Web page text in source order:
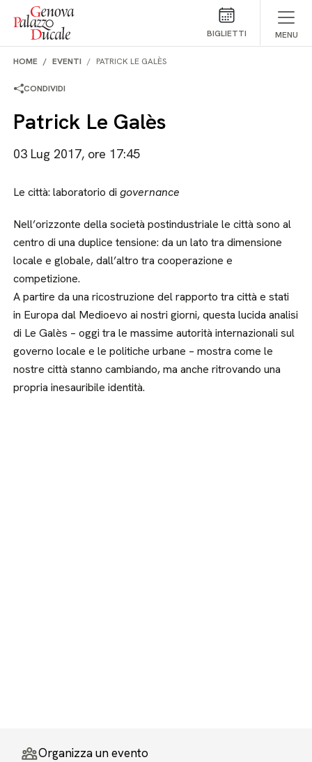
Salta al contenuto
BIGLIETTI MENU
HOME EVENTI PATRICK LE GALÈS
CONDIVIDI
Patrick Le Galès
03 Lug 2017, ore 17:45
Le città: laboratorio digovernance
Nell’orizzonte della società postindustriale le città sono al
centro di una duplice tensione: da un lato tra dimensione
locale e globale, dall’altro tra cooperazione e
competizione.
A partire da una ricostruzione del rapporto tra città e stati
in Europa dal Medioevo ai nostri giorni, questa lucida analisi
di Le Galès – oggi tra le massime autorità internazionali sul
governo locale e le politiche urbane – mostra come le
nostre città stanno cambiando, ma anche ritrovando una
propria inesauribile identità.
Organizza un evento